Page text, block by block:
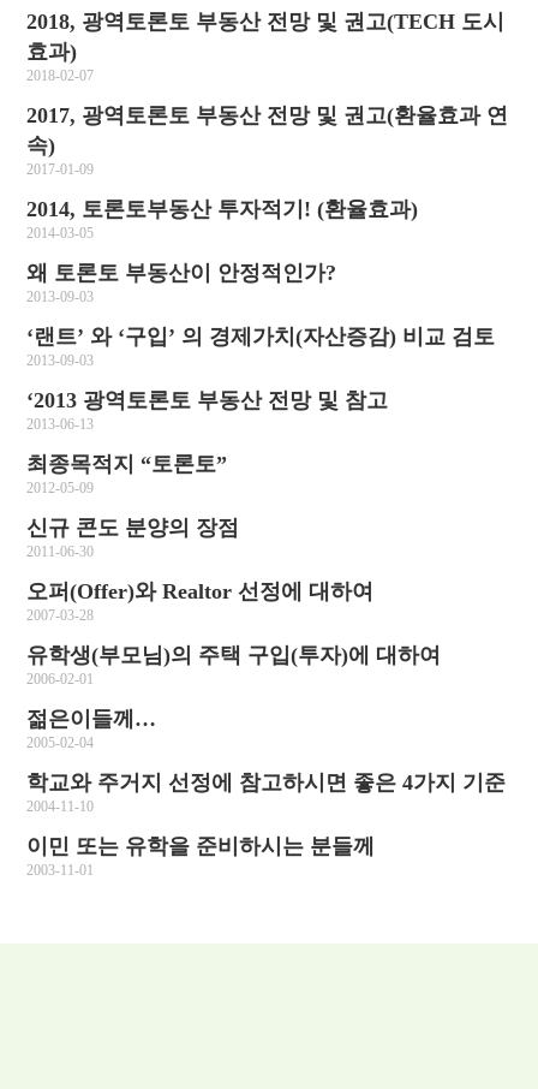
2018, 광역토론토 부동산 전망 및 권고(TECH 도시
효과)
2018-02-07
2017, 광역토론토 부동산 전망 및 권고(환율효과 연
속)
2017-01-09
2014, 토론토부동산 투자적기! (환율효과)
2014-03-05
왜 토론토 부동산이 안정적인가?
2013-09-03
‘랜트’ 와 ‘구입’ 의 경제가치(자산증감) 비교 검토
2013-09-03
‘2013 광역토론토 부동산 전망 및 참고
2013-06-13
최종목적지 “토론토”
2012-05-09
신규 콘도 분양의 장점
2011-06-30
오퍼(Offer)와 Realtor 선정에 대하여
2007-03-28
유학생(부모님)의 주택 구입(투자)에 대하여
2006-02-01
젊은이들께…
2005-02-04
학교와 주거지 선정에 참고하시면 좋은 4가지 기준
2004-11-10
이민 또는 유학을 준비하시는 분들께
2003-11-01